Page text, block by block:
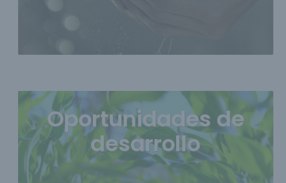
Oportunidades de
desarrollo